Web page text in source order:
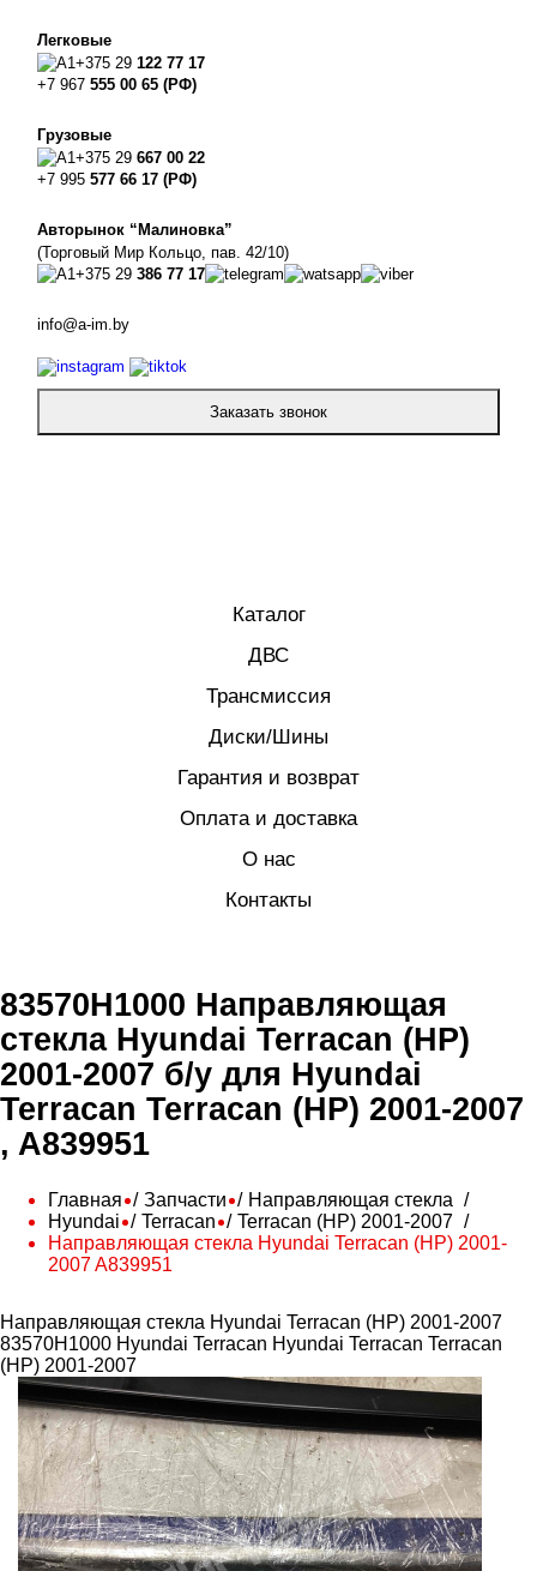
Легковые
+375 29 122 77 17
+7 967 555 00 65 (РФ)
Грузовые
+375 29 667 00 22
+7 995 577 66 17 (РФ)
Авторынок “Малиновка”
(Торговый Мир Кольцо, пав. 42/10)
+375 29 386 77 17
info@a-im.by
Заказать звонок
Каталог
ДВС
Трансмиссия
Диски/Шины
Гарантия и возврат
Оплата и доставка
О нас
Контакты
83570H1000 Направляющая
стекла Hyundai Terracan (HP)
2001-2007 б/у для Hyundai
Terracan Terracan (HP) 2001-2007
, A839951
Главная Запчасти
Направляющая стекла
Hyundai
Terracan
Terracan (HP) 2001-2007
Направляющая стекла Hyundai Terracan (HP) 2001-
2007 A839951
Направляющая стекла Hyundai Terracan (HP) 2001-2007
83570H1000 Hyundai Terracan Hyundai Terracan Terracan
(HP) 2001-2007